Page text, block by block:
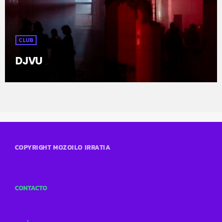
CLUB
DJVU
COPYRIGHT MOZOILO IRRATIA
CONTACTO